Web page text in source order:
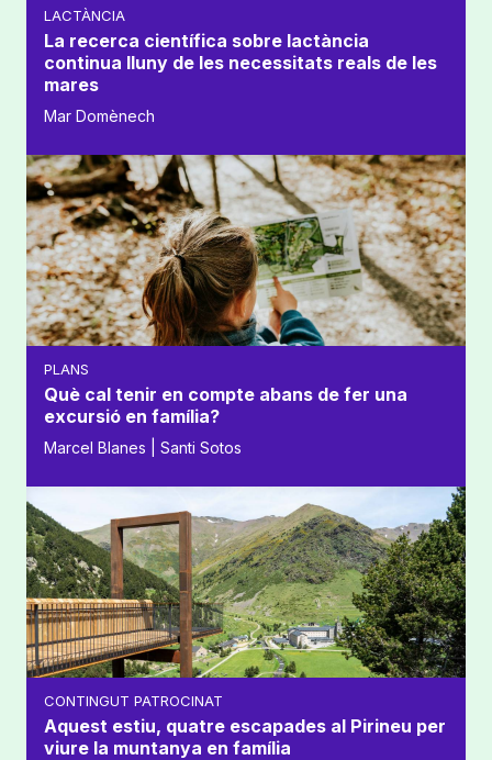
LACTÀNCIA
La recerca científica sobre lactància
continua lluny de les necessitats reals de les
mares
Mar Domènech
PLANS
Què cal tenir en compte abans de fer una
excursió en família?
Marcel Blanes | Santi Sotos
CONTINGUT PATROCINAT
Aquest estiu, quatre escapades al Pirineu per
viure la muntanya en família